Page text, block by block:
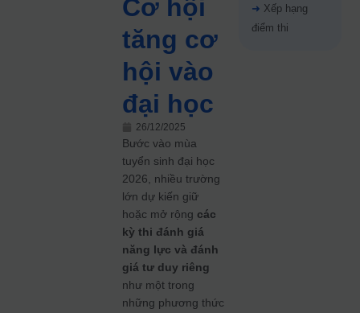
Cơ hội
tăng cơ
hội vào
đại học
26/12/2025
Bước vào mùa
tuyển sinh đại học
2026, nhiều trường
lớn dự kiến giữ
hoặc mở rộng các
kỳ thi đánh giá
năng lực và đánh
giá tư duy riêng
như một trong
những phương thức
➜ Xếp hạng
điểm thi